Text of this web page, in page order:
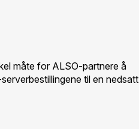
måte for ALSO-partnere å
til en nedsatt